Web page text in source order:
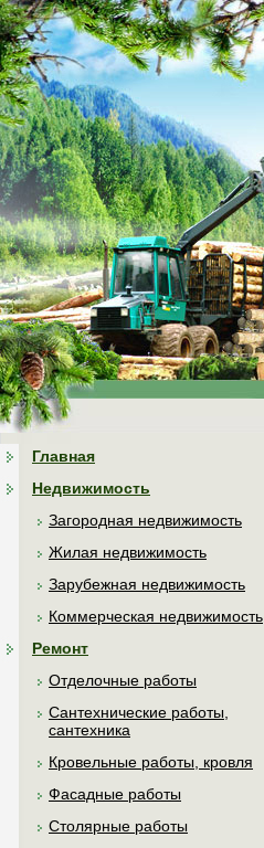
Главная
Недвижимость
Загородная недвижимость
Жилая недвижимость
Зарубежная недвижимость
Коммерческая недвижимость
Ремонт
Отделочные работы
Сантехнические работы,
сантехника
Кровельные работы, кровля
Фасадные работы
Столярные работы